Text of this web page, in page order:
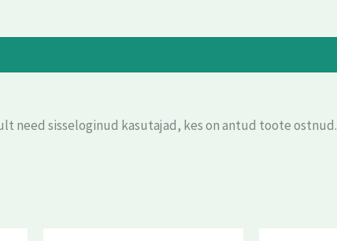
need sisseloginud kasutajad, kes on antud toote ostnud.